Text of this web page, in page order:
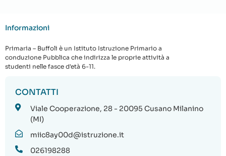
Informazioni
Primaria – Buffoli è un Istituto Istruzione Primario a
conduzione Pubblica che indirizza le proprie attività a
studenti nelle fasce d'età 6-11.
CONTATTI
Viale Cooperazione, 28 - 20095 Cusano Milanino
(MI)
miic8ay00d@istruzione.it
026198288